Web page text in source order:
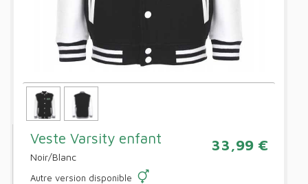
Veste Varsity enfant 33,99 €
Noir/Blanc
Autre version disponible